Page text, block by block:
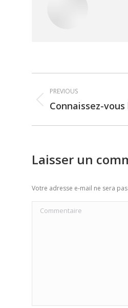
Post
navigation
PREVIOUS
Previous
Connaissez-
Laisser un
Votre adresse e-mail ne sera
Commentaire